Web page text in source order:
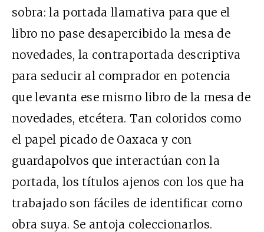
sobra: la portada llamativa para que el
libro no pase desapercibido la mesa de
novedades, la contraportada descriptiva
para seducir al comprador en potencia
que levanta ese mismo libro de la mesa de
novedades, etcétera. Tan coloridos como
el papel picado de Oaxaca y con
guardapolvos que interactúan con la
portada, los títulos ajenos con los que ha
trabajado son fáciles de identificar como
obra suya. Se antoja coleccionarlos.